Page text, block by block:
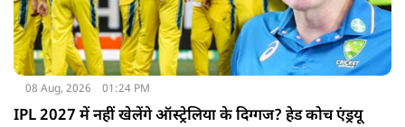
08 Aug, 2026 01:24 PM
IPL 2027 में नहीं खेलेंगे ऑस्ट्रेलिया के दिग्गज? हेड कोच एंड्रयू